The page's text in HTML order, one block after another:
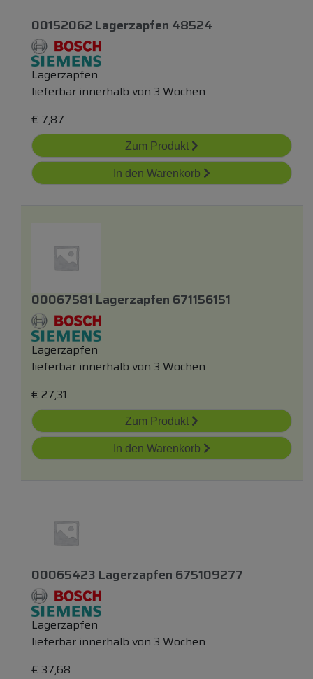
00152062 Lagerzapfen 48524
Lagerzapfen
lieferbar innerhalb von 3 Wochen
€ 7,87
Zum Produkt
In den Warenkorb
00067581 Lagerzapfen 671156151
Lagerzapfen
lieferbar innerhalb von 3 Wochen
€ 27,31
Zum Produkt
In den Warenkorb
00065423 Lagerzapfen 675109277
Lagerzapfen
lieferbar innerhalb von 3 Wochen
€ 37,68